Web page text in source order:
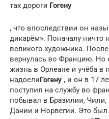
так дороги Гогену
, что впоследствии он
дикарём». Поначалу ничто
великого художника.
вернулась во Францию. Но
жизнь в Орлеане и учёба в
надоелиГогену , и он в 17
поступил на службу во
побывал в Бразилии, Чили,
Дании и Норвегии. Это